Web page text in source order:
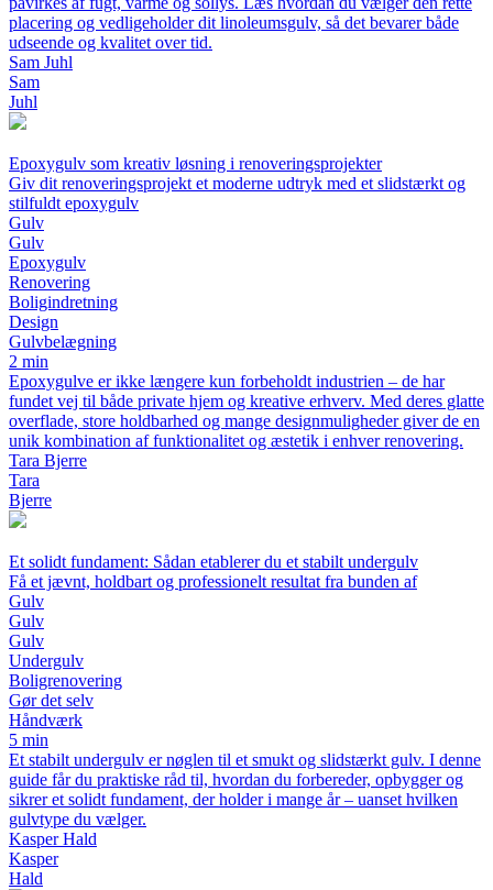
placering og vedligeholder dit linoleumsgulv, så det bevarer både
udseende og kvalitet over tid.
Sam Juhl
Sam
Juhl
Epoxygulv som kreativ løsning i renoveringsprojekter
Giv dit renoveringsprojekt et moderne udtryk med et slidstærkt og
stilfuldt epoxygulv
Gulv
Gulv
Epoxygulv
Renovering
Boligindretning
Design
Gulvbelægning
2 min
Epoxygulve er ikke længere kun forbeholdt industrien – de har
fundet vej til både private hjem og kreative erhverv. Med deres glatte
overflade, store holdbarhed og mange designmuligheder giver de en
unik kombination af funktionalitet og æstetik i enhver renovering.
Tara Bjerre
Tara
Bjerre
Et solidt fundament: Sådan etablerer du et stabilt undergulv
Få et jævnt, holdbart og professionelt resultat fra bunden af
Gulv
Gulv
Gulv
Undergulv
Boligrenovering
Gør det selv
Håndværk
5 min
Et stabilt undergulv er nøglen til et smukt og slidstærkt gulv. I denne
guide får du praktiske råd til, hvordan du forbereder, opbygger og
sikrer et solidt fundament, der holder i mange år – uanset hvilken
gulvtype du vælger.
Kasper Hald
Kasper
Hald